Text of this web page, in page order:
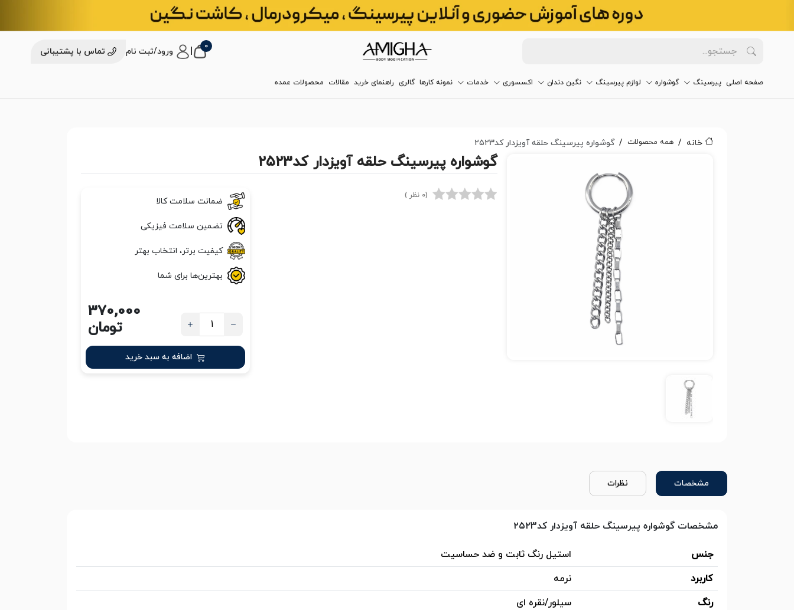
0 ورود/ثبت نام تماس با پشتیبانی
صفحه اصلی پیرسینگ گوشواره لوازم پیرسینگ نگین دندان اکسسوری خدمات نمونه کارها گالری راهنمای خرید مقالات محصولات عمده
خانه همه محصولات گوشواره پیرسینگ حلقه آویزدار کد۲۵۲3
گوشواره پیرسینگ حلقه آویزدار کد۲۵۲3
(0 نظر )
ضمانت سلامت کالا
تضمین سلامت فیزیکی
کیفیت برتر، انتخاب بهتر
بهترین‌ها برای شما
370,000
تومان
اضافه به سبد خرید
مشخصات نظرات
مشخصات گوشواره پیرسینگ حلقه آویزدار کد۲۵۲3
جنس
استیل رنگ ثابت و ضد حساسیت
کاربرد
نرمه
رنگ
سیلور/نقره ای